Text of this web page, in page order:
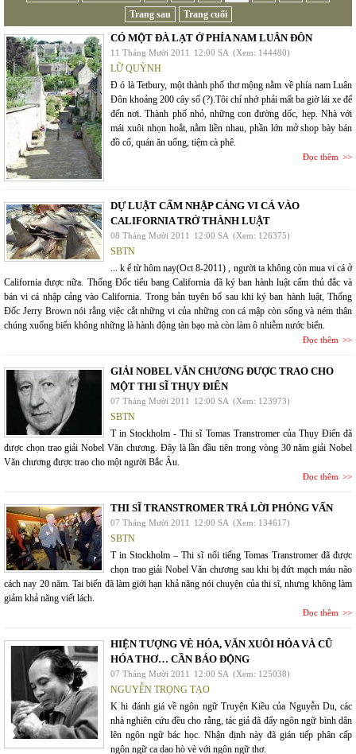
Trang sau Trang cuối
CÓ MỘT ĐÀ LẠT Ở PHÍA NAM LUÂN ĐÔN
11 Tháng Mười 2011 12:00 SA (Xem: 144480)
LỮ QUỲNH
Đ ó là Tetbury, một thành phố thơ mộng nằm về phía nam Luân
Đôn khoảng 200 cây số (?).Tôi chỉ nhớ phải mất ba giờ lái xe để
đến nơi. Thành phố nhỏ, những con đường dốc, hẹp. Nhà với
mái xuôi nhọn hoắt, nằm liền nhau, phần lớn mở shop bày bán
đồ cổ, quán ăn uống, tiệm cà phê.
Đọc thêm
DỰ LUẬT CẤM NHẬP CẢNG VI CÁ VÀO
CALIFORNIA TRỞ THÀNH LUẬT
08 Tháng Mười 2011 12:00 SA (Xem: 126375)
SBTN
... k ể từ hôm nay(Oct 8-2011) , người ta không còn mua vi cá ở
California được nữa. Thống Đốc tiểu bang California đã ký ban hành luật cấm thủ đắc và
bán vi cá nhập cảng vào California. Trong bản tuyên bố sau khi ký ban hành luật, Thống
Đốc Jerry Brown nói rằng việc cắt những vi của những con cá mập còn sống và ném thân
chúng xuống biển không những là hành động tàn bạo mà còn làm ô nhiễm nước biển.
Đọc thêm
GIẢI NOBEL VĂN CHƯƠNG ĐƯỢC TRAO CHO
MỘT THI SĨ THỤY ĐIỂN
07 Tháng Mười 2011 12:00 SA (Xem: 123973)
SBTN
T in Stockholm - Thi sĩ Tomas Transtromer của Thụy Điển đã
được chọn trao giải Nobel Văn chương. Đây là lần đầu tiên trong vòng 30 năm giải Nobel
Văn chương được trao cho một người Bắc Âu.
Đọc thêm
THI SĨ TRANSTROMER TRẢ LỜI PHỎNG VẤN
07 Tháng Mười 2011 12:00 SA (Xem: 134617)
SBTN
T in Stockholm – Thi sĩ nổi tiếng Tomas Transtromer đã được
chọn trao giải Nobel Văn chương sau khi bị đứt mạch máu não
cách nay 20 năm. Tai biến đã làm giới hạn khả năng nói chuyện của thi sĩ, nhưng không làm
giảm khả năng viết lách.
Đọc thêm
HIỆN TƯỢNG VÈ HÓA, VĂN XUÔI HÓA VÀ CŨ
HÓA THƠ… CẦN BÁO ĐỘNG
07 Tháng Mười 2011 12:00 SA (Xem: 125038)
NGUYỄN TRỌNG TẠO
K hi đánh giá về ngôn ngữ Truyện Kiều của Nguyễn Du, các
nhà nghiên cứu đều cho rằng, tác giả đã đẩy ngôn ngữ bình dân
lên ngôn ngữ bác học. Nhận định này đã gián tiếp phân cấp
ngôn ngữ ca dao hò vè với ngôn ngữ thơ.